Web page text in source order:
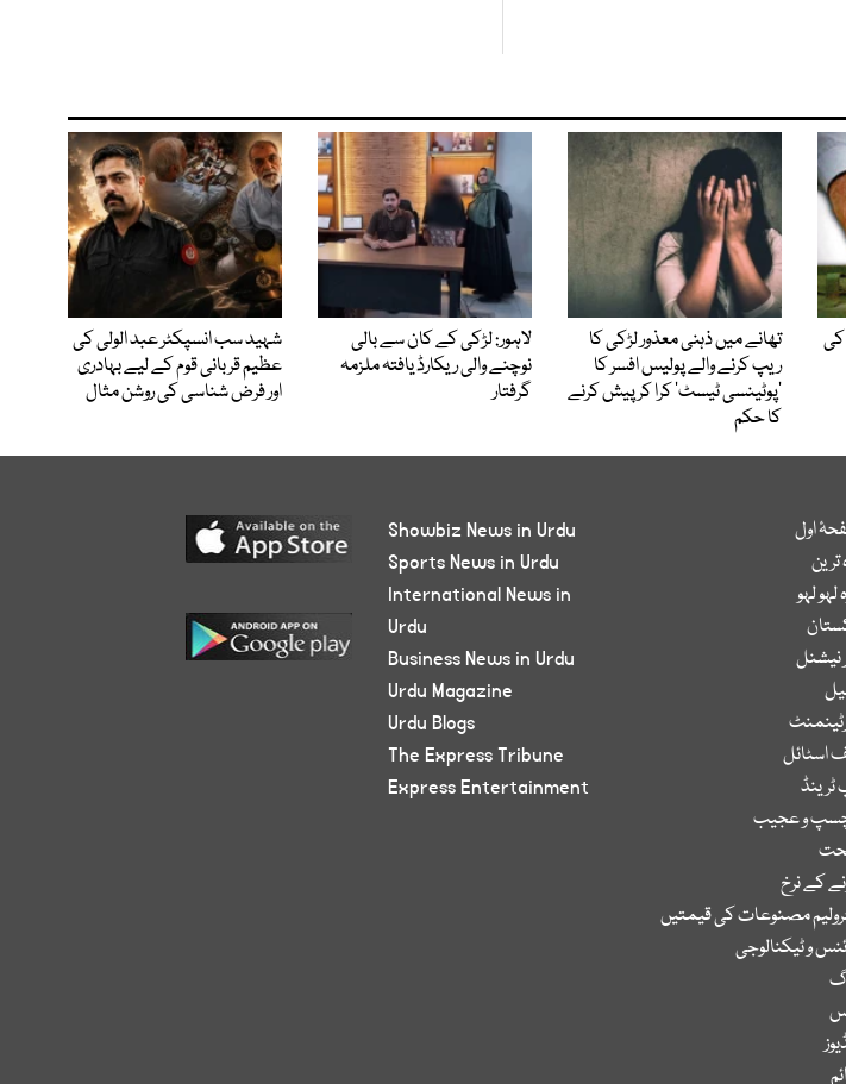
کی
تھانے میں ذہنی معذور لڑکی کا
ریپ کرنے والے پولیس افسر کا
’پوٹینسی ٹیسٹ‘ کرا کر پیش کرنے
کا حکم
لاہور: لڑکی کے کان سے بالی
نوچنے والی ریکارڈ یافتہ ملزمہ
گرفتار
شہید سب انسپکٹر عبد الولی کی
عظیم قربانی قوم کے لیے بہادری
اور فرض شناسی کی روشن مثال
اول
ترین
لہو لہو
نیشنل
اسٹائل
ٹرینڈ
و عجیب
کے نرخ
مصنوعات کی قیمتیں
و ٹیکنالوجی
Showbiz News in Urdu
Sports News in Urdu
International News in
Urdu
Business News in Urdu
Urdu Magazine
Urdu Blogs
The Express Tribune
Express Entertainment